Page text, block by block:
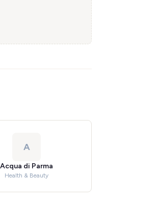
A
Acqua di Parma
Health & Beauty